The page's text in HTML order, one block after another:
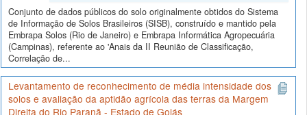
Conjunto de dados públicos do solo originalmente obtidos do Sistema
de Informação de Solos Brasileiros (SISB), construído e mantido pela
Embrapa Solos (Rio de Janeiro) e Embrapa Informática Agropecuária
(Campinas), referente ao 'Anais da II Reunião de Classificação,
Correlação de...
Levantamento de reconhecimento de média intensidade dos
solos e avaliação da aptidão agrícola das terras da Margem
Direita do Rio Paranã - Estado de Goiás